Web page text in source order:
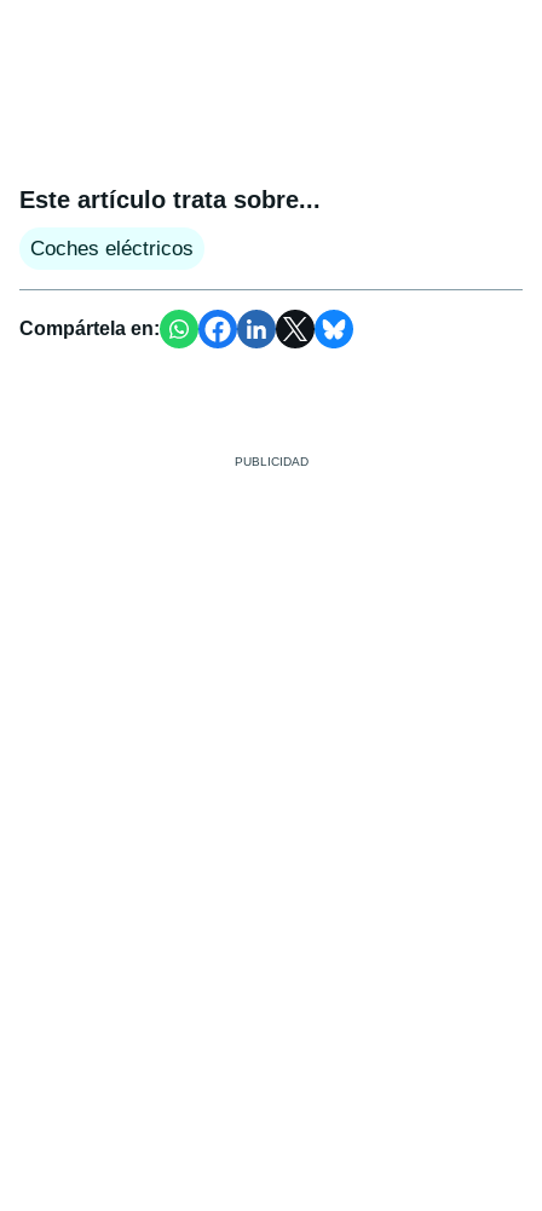
Este artículo trata sobre...
Coches eléctricos
Compártela en: